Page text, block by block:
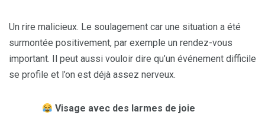
Un rire malicieux. Le soulagement car une situation a été
surmontée positivement, par exemple un rendez-vous
important. Il peut aussi vouloir dire qu’un événement difficile
se profile et l’on est déjà assez nerveux.
Visage avec des larmes de joie